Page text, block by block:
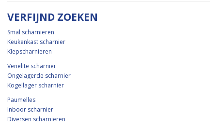
VERFIJND ZOEKEN
Smal scharnieren
Keukenkast scharnier
Klepscharnieren
Venelite scharnier
Ongelagerde scharnier
Kogellager scharnier
Paumelles
Inboor scharnier
Diversen scharnieren